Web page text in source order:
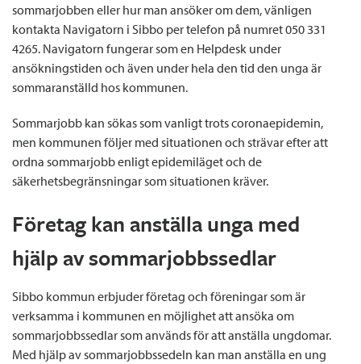
sommarjobben eller hur man ansöker om dem, vänligen
kontakta Navigatorn i Sibbo per telefon på numret 050 331
4265. Navigatorn fungerar som en Helpdesk under
ansökningstiden och även under hela den tid den unga är
sommaranställd hos kommunen.
Sommarjobb kan sökas som vanligt trots coronaepidemin,
men kommunen följer med situationen och strävar efter att
ordna sommarjobb enligt epidemiläget och de
säkerhetsbegränsningar som situationen kräver.
Företag kan anställa unga med
hjälp av sommarjobbssedlar
Sibbo kommun erbjuder företag och föreningar som är
verksamma i kommunen en möjlighet att ansöka om
sommarjobbssedlar som används för att anställa ungdomar.
Med hjälp av sommarjobbssedeln kan man anställa en ung